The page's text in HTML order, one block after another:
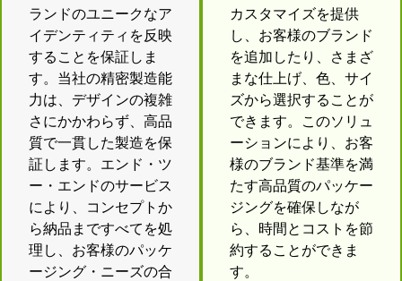
ランドのユニークなア
イデンティティを反映
することを保証しま
す。当社の精密製造能
力は、デザインの複雑
さにかかわらず、高品
質で一貫した製造を保
証します。エンド・ツ
ー・エンドのサービス
により、コンセプトか
ら納品まですべてを処
理し、お客様のパッケ
ージング・ニーズの合
カスタマイズを提供
し、お客様のブランド
を追加したり、さまざ
まな仕上げ、色、サイ
ズから選択することが
できます。このソリュ
ーションにより、お客
様のブランド基準を満
たす高品質のパッケー
ジングを確保しなが
ら、時間とコストを節
約することができま
す。